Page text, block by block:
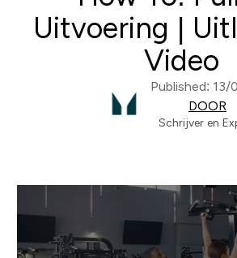
Uitvoering |
Video
Published: 13/
DOOR
Schrijver en